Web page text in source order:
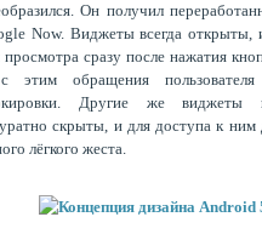
Он получил
Now. Виджеты всегда открыты,
просмотра сразу после нажатия
этим обращения
Другие же виджеты
скрыты, и для доступа к ним
лёгкого жеста.